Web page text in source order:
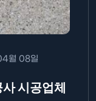
월 08일
시공업체